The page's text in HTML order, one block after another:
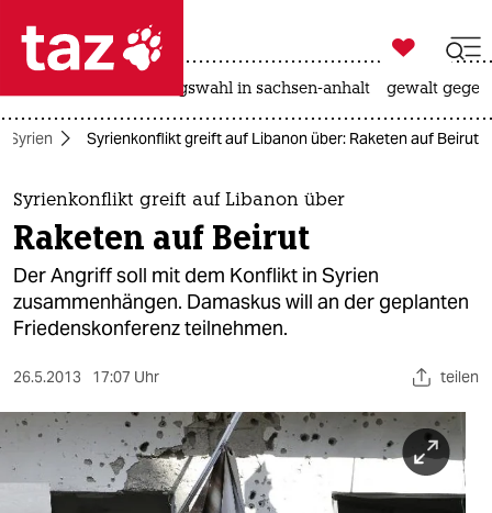
 taz zahl ich
taz zahl ich
themen
politik
öko
sport
berlin

taz zahl ich
landtagswahl in sachsen-anhalt gewalt
Syrien Syrienkonflikt greift auf Libanon über: Raketen auf Beirut
Syrienkonflikt greift auf Libanon über
Raketen auf Beirut
Der Angriff soll mit dem Konflikt in Syrien
zusammenhängen. Damaskus will an der geplanten
Friedenskonferenz teilnehmen.
26.5.2013 17:07 Uhr teilen